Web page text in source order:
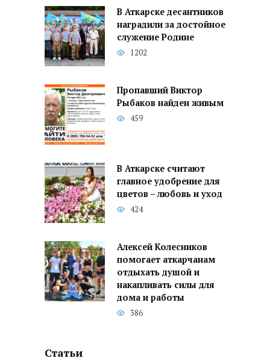
В Аткарске десантников
наградили за достойное
служение Родине
1202
Пропавший Виктор
Рыбаков найден живым
459
В Аткарске считают
главное удобрение для
цветов – любовь и уход
424
Алексей Колесников
помогает аткарчанам
отдыхать душой и
накапливать силы для
дома и работы
386
Статьи